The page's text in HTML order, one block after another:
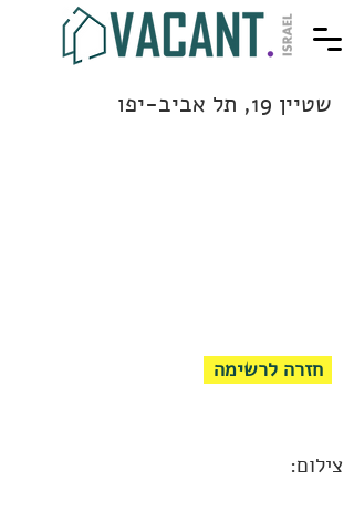
שטיין 19, תל אביב-יפו
חזרה לרשימה
צילום: